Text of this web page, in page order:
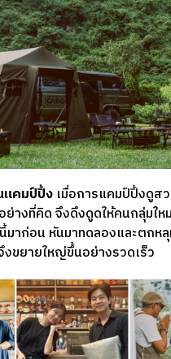
แคมป์ปิ้ง เมื่อการแคมป์ปิ้งดูส
ย่างที่คิด จึงดึงดูดให้คนกลุ่มให
มาก่อน หันมาทดลองและตกห
ขยายใหญ่ขึ้นอย่างรวดเร็ว